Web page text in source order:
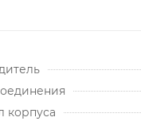
корпуса